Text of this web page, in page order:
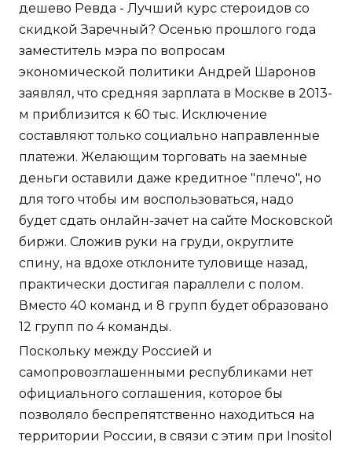
дешево Ревда - Лучший курс стероидов со
скидкой Заречный? Осенью прошлого года
заместитель мэра по вопросам
экономической политики Андрей Шаронов
заявлял, что средняя зарплата в Москве в 2013-
м приблизится к 60 тыс. Исключение
составляют только социально направленные
платежи. Желающим торговать на заемные
деньги оставили даже кредитное "плечо", но
для того чтобы им воспользоваться, надо
будет сдать онлайн-зачет на сайте Московской
биржи. Сложив руки на груди, округлите
спину, на вдохе отклоните туловище назад,
практически достигая параллели с полом.
Вместо 40 команд и 8 групп будет образовано
12 групп по 4 команды.
Поскольку между Россией и
самопровозглашенными республиками нет
официального соглашения, которое бы
позволяло беспрепятственно находиться на
территории России, в связи с этим при Inositol